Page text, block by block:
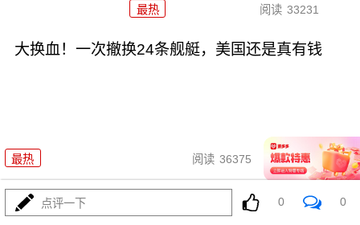
最热 阅读 33231
大换血！一次撤换24条舰艇，美国还是真有钱
最热 阅读 36375 09-01
F-15EX找了份兼职，最高兴的却是美国海军？
点评一下 0 0